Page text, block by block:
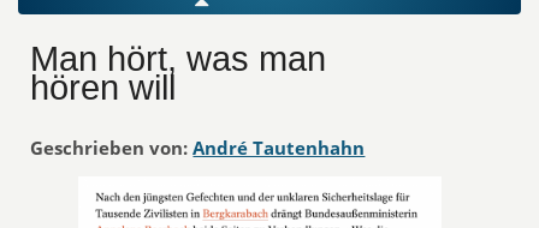
Man hört, was man
hören will
Geschrieben von: André Tautenhahn